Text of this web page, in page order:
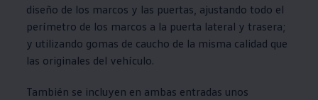
diseño de los marcos y las puertas, ajustando todo el
perímetro de los marcos a la puerta lateral y trasera;
y utilizando gomas de caucho de la misma calidad que
las originales del vehículo.
También se incluyen en ambas entradas unos